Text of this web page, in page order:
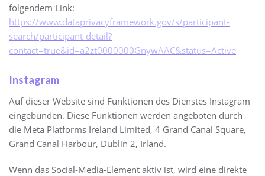
folgendem Link:
https://www.dataprivacyframework.gov/s/participant-
search/participant-detail?
contact=true&id=a2zt0000000GnywAAC&status=Active
Instagram
Auf dieser Website sind Funktionen des Dienstes Instagram
eingebunden. Diese Funktionen werden angeboten durch
die Meta Platforms Ireland Limited, 4 Grand Canal Square,
Grand Canal Harbour, Dublin 2, Irland.
Wenn das Social-Media-Element aktiv ist, wird eine direkte